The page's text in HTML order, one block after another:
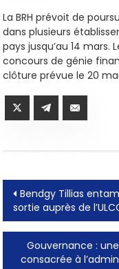
La BRH prévoit de
dans plusieurs
pays jusqu’au 14
concours de génie
clôture prévue le 20
Post
Bendgy Tillias
sortie auprès de
Gouvernance :
consacrée à